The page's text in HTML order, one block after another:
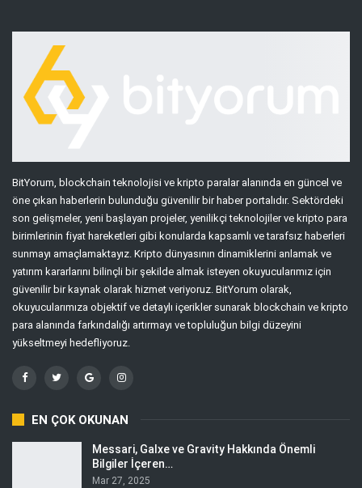
BitYorum, blockchain teknolojisi ve kripto paralar alanında en güncel ve
öne çıkan haberlerin bulunduğu güvenilir bir haber portalıdır. Sektördeki
son gelişmeler, yeni başlayan projeler, yenilikçi teknolojiler ve kripto para
birimlerinin fiyat hareketleri gibi konularda kapsamlı ve tarafsız haberleri
sunmayı amaçlamaktayız. Kripto dünyasının dinamiklerini anlamak ve
yatırım kararlarını bilinçli bir şekilde almak isteyen okuyucularımız için
güvenilir bir kaynak olarak hizmet veriyoruz. BitYorum olarak,
okuyucularımıza objektif ve detaylı içerikler sunarak blockchain ve kripto
para alanında farkındalığı artırmayı ve topluluğun bilgi düzeyini
yükseltmeyi hedefliyoruz.
EN ÇOK OKUNAN
Messari, Galxe ve Gravity Hakkında Önemli
Bilgiler İçeren…
Mar 27, 2025